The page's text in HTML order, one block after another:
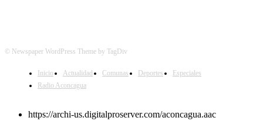
© Newspaper WordPress Theme by TagDiv
Inicio Actualidad Comunas Deportes
Especiales
Radio Aconcagua
https://archi-us.digitalproserver.com/aconcagua.aac